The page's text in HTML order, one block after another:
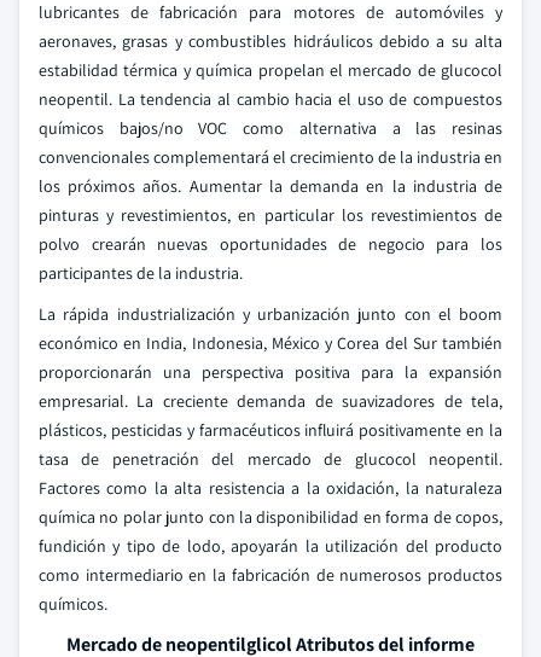
lubricantes de fabricación para motores de automóviles y
aeronaves, grasas y combustibles hidráulicos debido a su alta
estabilidad térmica y química propelan el mercado de glucocol
neopentil. La tendencia al cambio hacia el uso de compuestos
químicos bajos/no VOC como alternativa a las resinas
convencionales complementará el crecimiento de la industria en
los próximos años. Aumentar la demanda en la industria de
pinturas y revestimientos, en particular los revestimientos de
polvo crearán nuevas oportunidades de negocio para los
participantes de la industria.
La rápida industrialización y urbanización junto con el boom
económico en India, Indonesia, México y Corea del Sur también
proporcionarán una perspectiva positiva para la expansión
empresarial. La creciente demanda de suavizadores de tela,
plásticos, pesticidas y farmacéuticos influirá positivamente en la
tasa de penetración del mercado de glucocol neopentil.
Factores como la alta resistencia a la oxidación, la naturaleza
química no polar junto con la disponibilidad en forma de copos,
fundición y tipo de lodo, apoyarán la utilización del producto
como intermediario en la fabricación de numerosos productos
químicos.
Mercado de neopentilglicol Atributos del informe